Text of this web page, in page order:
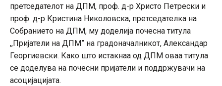
претседателот на ДПМ, проф. д-р Христо Петрески и
проф. д-р Кристина Николовска, претседателка на
Собранието на ДПМ, му доделија почесна титула
,,Пријатели на ДПМ” на градоначалникот, Александар
Георгиевски. Како што истакнаа од ДПМ оваа титула
се доделува на почесни пријатели и поддржувачи на
асоцијацијата.